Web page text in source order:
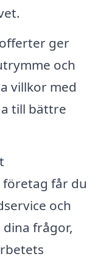
ger
och
villkor med
till bättre
får du
och
frågor,